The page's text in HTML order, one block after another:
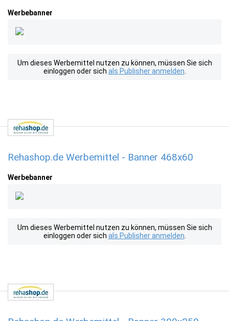
Werbebanner
Um dieses Werbemittel nutzen zu können, müssen Sie sich
einloggen oder sich als Publisher anmelden
Rehashop.de Werbemittel - Banner 468x60
Werbebanner
Um dieses Werbemittel nutzen zu können, müssen Sie sich
einloggen oder sich als Publisher anmelden